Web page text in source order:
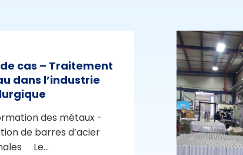
cas – Traitement
dans l’industrie
des métaux -
de barres d’acier
Le...